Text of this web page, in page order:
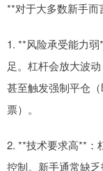
**对于大多数新手而
1. **风险承受能力
足。杠杆会放大波
甚至触发强制平仓
票）。
2. **技术要求高**：
控制。新手通常缺